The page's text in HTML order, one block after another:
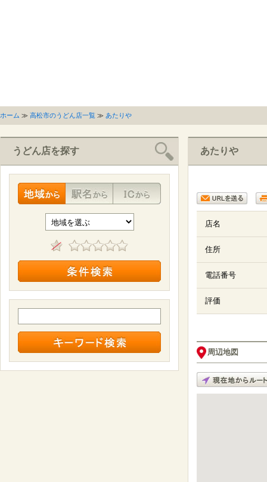
ホーム ≫ 高松市のうどん店一覧 ≫ あたりや
うどん店を探す あたりや
店名
住所
電話番号
評価
周辺地図